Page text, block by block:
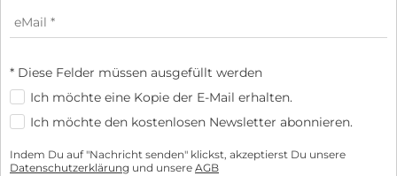
* Diese Felder müssen ausgefüllt werden
Ich möchte eine Kopie der E-Mail erhalten.
Ich möchte den kostenlosen Newsletter abonnieren.
Indem Du auf "Nachricht senden" klickst, akzeptierst Du unsere
Datenschutzerklärung und unsere AGB